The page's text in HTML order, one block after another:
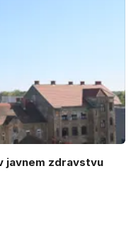
javnem zdravstvu